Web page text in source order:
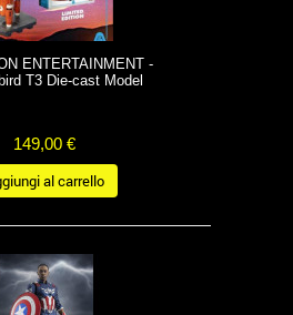
ENTERTAINMENT -
T3 Die-cast Model
149,00 €
al carrello